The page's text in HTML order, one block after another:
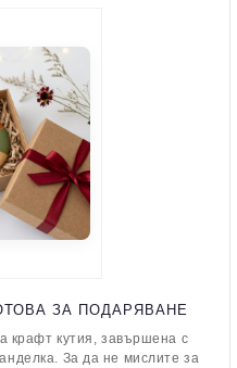
ЗА ПОДАРЯВАНЕ
крафт кутия, завършена с
За да не мислите за